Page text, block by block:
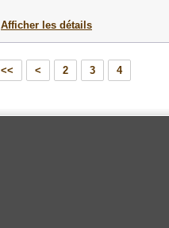
Afficher les détails
<< < 2 3 4